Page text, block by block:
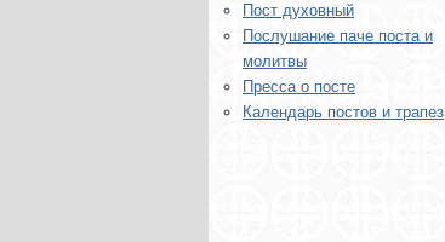
Пост духовный
Послушание паче поста и
молитвы
Пресса о посте
Календарь постов и трапез